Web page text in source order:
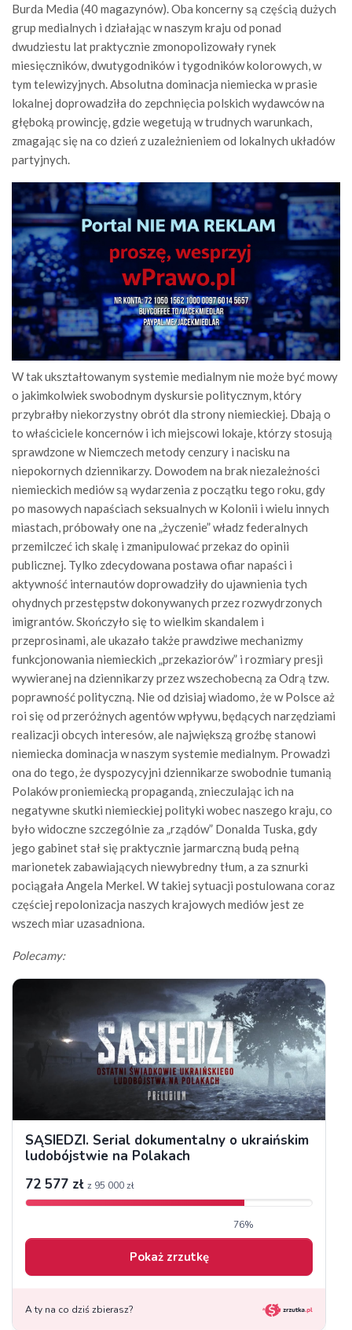
Burda Media (40 magazynów). Oba koncerny są częścią dużych
grup medialnych i działając w naszym kraju od ponad
dwudziestu lat praktycznie zmonopolizowały rynek
miesięczników, dwutygodników i tygodników kolorowych, w
tym telewizyjnych. Absolutna dominacja niemiecka w prasie
lokalnej doprowadziła do zepchnięcia polskich wydawców na
głęboką prowincję, gdzie wegetują w trudnych warunkach,
zmagając się na co dzień z uzależnieniem od lokalnych układów
partyjnych.
W tak ukształtowanym systemie medialnym nie może być mowy
o jakimkolwiek swobodnym dyskursie politycznym, który
przybrałby niekorzystny obrót dla strony niemieckiej. Dbają o
to właściciele koncernów i ich miejscowi lokaje, którzy stosują
sprawdzone w Niemczech metody cenzury i nacisku na
niepokornych dziennikarzy. Dowodem na brak niezależności
niemieckich mediów są wydarzenia z początku tego roku, gdy
po masowych napaściach seksualnych w Kolonii i wielu innych
miastach, próbowały one na „życzenie” władz federalnych
przemilczeć ich skalę i zmanipulować przekaz do opinii
publicznej. Tylko zdecydowana postawa ofiar napaści i
aktywność internautów doprowadziły do ujawnienia tych
ohydnych przestępstw dokonywanych przez rozwydrzonych
imigrantów. Skończyło się to wielkim skandalem i
przeprosinami, ale ukazało także prawdziwe mechanizmy
funkcjonowania niemieckich „przekaziorów” i rozmiary presji
wywieranej na dziennikarzy przez wszechobecną za Odrą tzw.
poprawność polityczną. Nie od dzisiaj wiadomo, że w Polsce aż
roi się od przeróżnych agentów wpływu, będących narzędziami
realizacji obcych interesów, ale największą groźbę stanowi
niemiecka dominacja w naszym systemie medialnym. Prowadzi
ona do tego, że dyspozycyjni dziennikarze swobodnie tumanią
Polaków proniemiecką propagandą, znieczulając ich na
negatywne skutki niemieckiej polityki wobec naszego kraju, co
było widoczne szczególnie za „rządów” Donalda Tuska, gdy
jego gabinet stał się praktycznie jarmarczną budą pełną
marionetek zabawiających niewybredny tłum, a za sznurki
pociągała Angela Merkel. W takiej sytuacji postulowana coraz
częściej repolonizacja naszych krajowych mediów jest ze
wszech miar uzasadniona.
Polecamy: